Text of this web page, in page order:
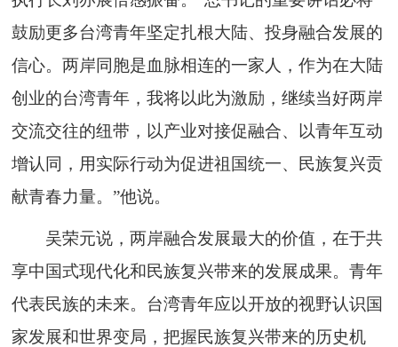
鼓励更多台湾青年坚定扎根大陆、投身融合发展的
信心。两岸同胞是血脉相连的一家人，作为在大陆
创业的台湾青年，我将以此为激励，继续当好两岸
交流交往的纽带，以产业对接促融合、以青年互动
增认同，用实际行动为促进祖国统一、民族复兴贡
献青春力量。”他说。
吴荣元说，两岸融合发展最大的价值，在于共
享中国式现代化和民族复兴带来的发展成果。青年
代表民族的未来。台湾青年应以开放的视野认识国
家发展和世界变局，把握民族复兴带来的历史机